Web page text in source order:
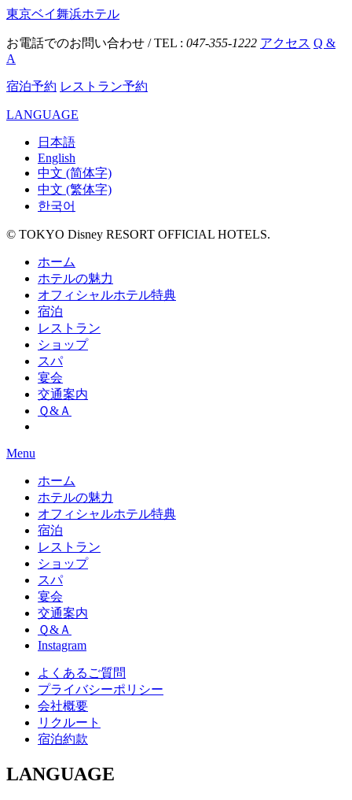
東京ベイ舞浜ホテル
お電話でのお問い合わせ / TEL : 047-355-1222 アクセス Q &
A
宿泊予約 レストラン予約
LANGUAGE
日本語
English
中文 (简体字)
中文 (繁体字)
한국어
© TOKYO Disney RESORT OFFICIAL HOTELS.
ホーム
ホテルの魅力
オフィシャルホテル特典
宿泊
レストラン
ショップ
スパ
宴会
交通案内
Ｑ&Ａ
Menu
ホーム
ホテルの魅力
オフィシャルホテル特典
宿泊
レストラン
ショップ
スパ
宴会
交通案内
Ｑ&Ａ
Instagram
よくあるご質問
プライバシーポリシー
会社概要
リクルート
宿泊約款
LANGUAGE